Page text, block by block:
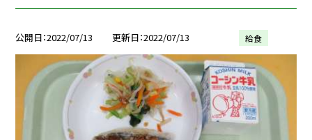
公開日 2022/07/13 更新日 2022/07/13 給食